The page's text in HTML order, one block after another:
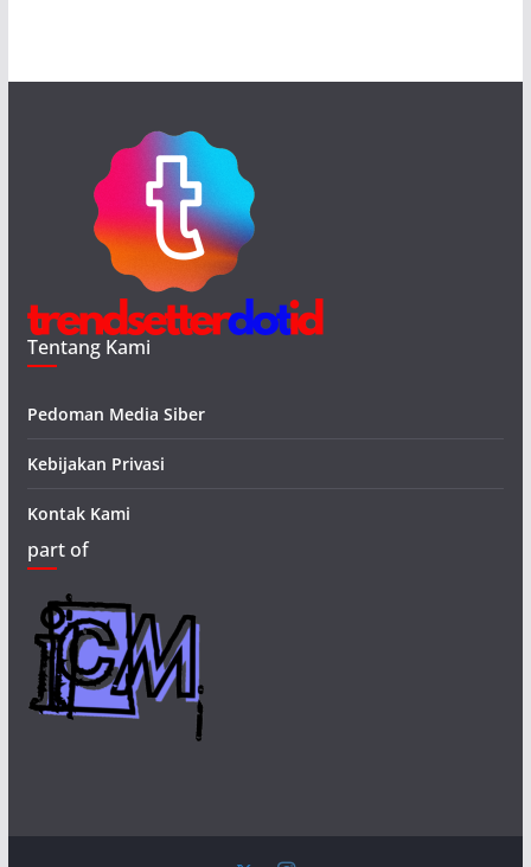
Tentang Kami
Pedoman Media Siber
Kebijakan Privasi
Kontak Kami
part of